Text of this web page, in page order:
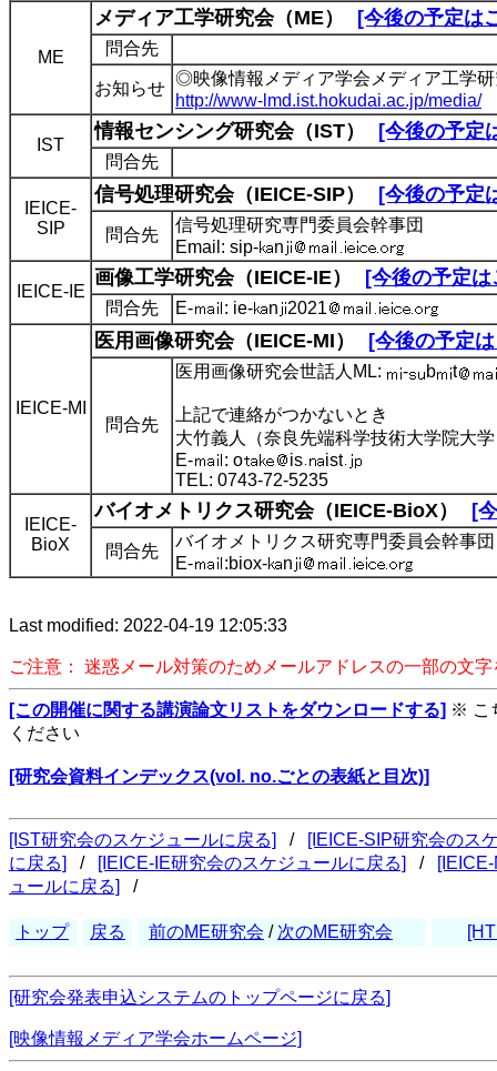
ME
メディア工学研究会（ME） [今後の予定は
問合先
お知らせ
◎映像情報メディア学会メディア工学
http://www-lmd.ist.hokudai.ac.jp/media/
IST
情報センシング研究会（IST） [今後の予定
問合先
IEICE-
SIP
信号処理研究会（IEICE-SIP） [今後の予定
問合先
信号処理研究専門委員会幹事団
Email: sip-
n
IEICE-IE
画像工学研究会（IEICE-IE） [今後の予定
問合先 E- : ie- n 2021
IEICE-MI
医用画像研究会（IEICE-MI） [今後の予定
問合先
医用画像研究会世話人ML: - b t
上記で連絡がつかないとき
大竹義人（奈良先端科学技術大学院大
E-
: o is
ist
TEL: 0743-72-5235
IEICE-
BioX
バイオメトリクス研究会（IEICE-BioX） [
問合先
バイオメトリクス研究専門委員会幹事団
E-
:biox- n
Last modified: 2022-04-19 12:05:33
ご注意： 迷惑メール対策のためメールアドレスの一部の文
[この開催に関する講演論文リストをダウンロードする] ※ こ
ください
[研究会資料インデックス(vol. no.ごとの表紙と目次)]
[IST研究会のスケジュールに戻る] /
[IEICE-SIP研究会のス
に戻る]
/ [IEICE-IE研究会のスケジュールに戻る] /
ュールに戻る]
/
トップ 戻る 前のME研究会 / 次のME研究会
[研究会発表申込システムのトップページに戻る]
[映像情報メディア学会ホームページ]